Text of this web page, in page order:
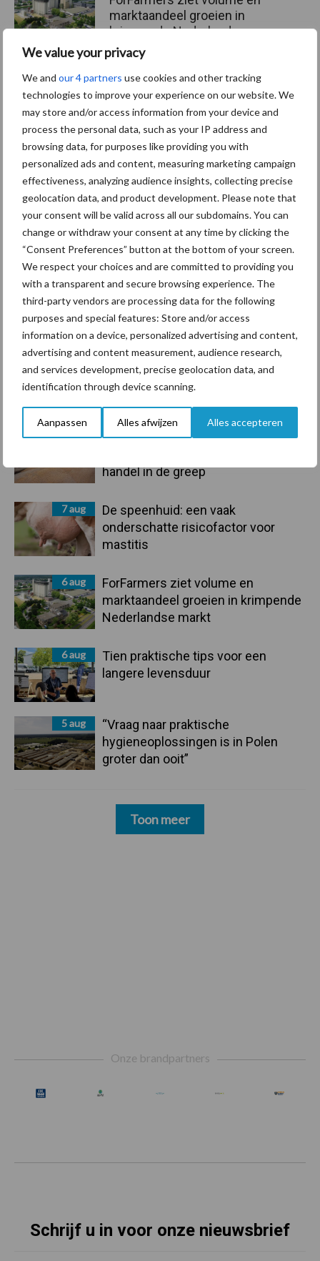
We value your privacy
We and our 4 partners use cookies and other tracking
technologies to improve your experience on our website. We
may store and/or access information from your device and
process the personal data, such as your IP address and
browsing data, for purposes like providing you with
personalized ads and content, measuring marketing campaign
effectiveness, analyzing audience insights, collecting precise
geolocation data, and product development. Please note that
your consent will be valid across all our subdomains. You can
change or withdraw your consent at any time by clicking the
“Consent Preferences” button at the bottom of your screen.
We respect your choices and are committed to providing you
with a transparent and secure browsing experience. The
third-party vendors are processing data for the following
purposes and special features: Store and/or access
information on a device, personalized advertising and content,
advertising and content measurement, audience research,
and services development, precise geolocation data, and
identification through device scanning.
Aanpassen Alles afwijzen Alles accepteren
Primaire
Sidebar
Recent nieuws Partner nieuws
7 aug
Grondstoffenmarkt blijft grillig:
handel in de greep
7 aug
De speenhuid: een vaak
onderschatte risicofactor voor
mastitis
6 aug
ForFarmers ziet volume en
marktaandeel groeien in krimpende
Nederlandse markt
6 aug
Tien praktische tips voor een
langere levensduur
5 aug
“Vraag naar praktische
hygieneoplossingen is in Polen
groter dan ooit”
Toon meer
marktaandeel groeien in
krimpende Nederlandse
markt
Themapagina's
Diergezondheid Bemesting Fokkerij
Compost Dierlijke mest
Toon meer
Onze brandpartners
Schrijf u in voor onze nieuwsbrief